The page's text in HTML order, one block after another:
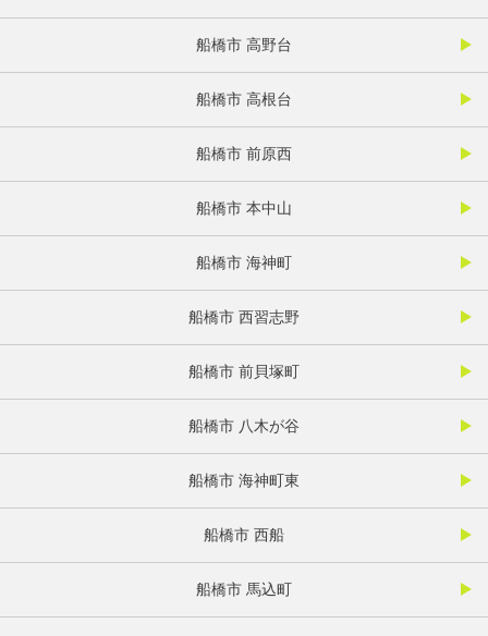
船橋市 高野台
船橋市 高根台
船橋市 前原西
船橋市 本中山
船橋市 海神町
船橋市 西習志野
船橋市 前貝塚町
船橋市 八木が谷
船橋市 海神町東
船橋市 西船
船橋市 馬込町